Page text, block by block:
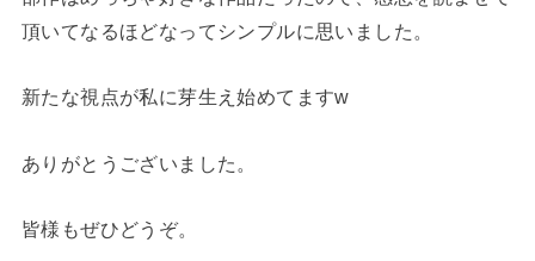
頂いてなるほどなってシンプルに思いました。
新たな視点が私に芽生え始めてますw
ありがとうございました。
皆様もぜひどうぞ。